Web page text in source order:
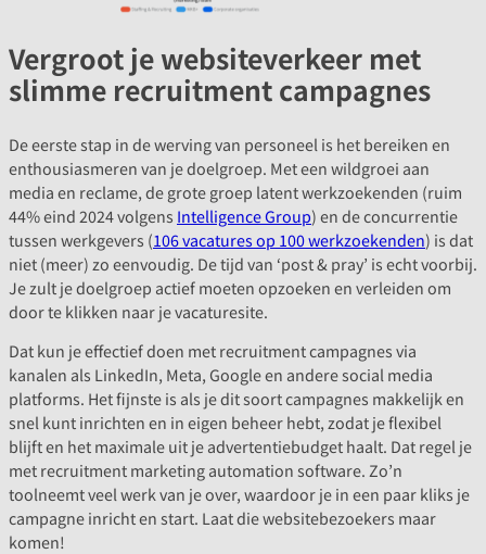
Vergroot je websiteverkeer met
slimme recruitment campagnes
De eerste stap in de werving van personeel is het bereiken en
enthousiasmeren van je doelgroep. Met een wildgroei aan
media en reclame, de grote groep latent werkzoekenden (ruim
44% eind 2024 volgens Intelligence Group) en de concurrentie
tussen werkgevers (106 vacatures op 100 werkzoekenden) is dat
niet (meer) zo eenvoudig. De tijd van ‘post & pray’ is echt voorbij.
Je zult je doelgroep actief moeten opzoeken en verleiden om
door te klikken naar je vacaturesite.
Dat kun je effectief doen met recruitment campagnes via
kanalen als LinkedIn, Meta, Google en andere social media
platforms. Het fijnste is als je dit soort campagnes makkelijk en
snel kunt inrichten en in eigen beheer hebt, zodat je flexibel
blijft en het maximale uit je advertentiebudget haalt. Dat regel je
met recruitment marketing automation software. Zo’n
toolneemt veel werk van je over, waardoor je in een paar kliks je
campagne inricht en start. Laat die websitebezoekers maar
komen!